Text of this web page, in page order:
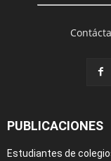
PUBLICACIONES
Estudiantes de